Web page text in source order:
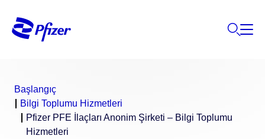
Başlangıç
Bilgi Toplumu Hizmetleri
Pfizer PFE İlaçları Anonim Şirketi – Bilgi Toplumu
Hizmetleri